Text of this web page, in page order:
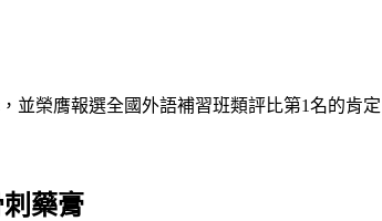
並榮膺報選全國外語補習班類評比第1名的肯定
藥膏